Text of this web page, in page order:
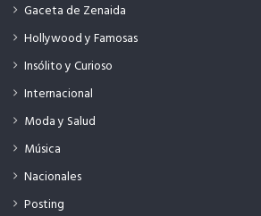
Gaceta de Zenaida
Hollywood y Famosas
Insólito y Curioso
Internacional
Moda y Salud
Música
Nacionales
Posting